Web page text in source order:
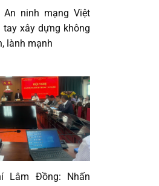
An ninh mạng Việt
tay xây dựng không
lành mạnh
Lâm Đồng: Nhấn